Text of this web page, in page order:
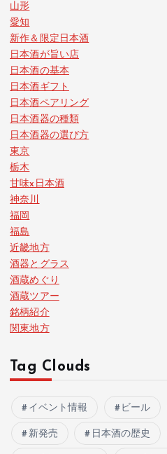
山形
愛知
新作＆限定日本酒
日本酒が旨い店
日本酒の基本
日本酒ギフト
日本酒ペアリング
日本酒器の種類
日本酒器の選び方
東京
栃木
甘味x日本酒
神奈川
福岡
福島
近畿地方
酒器とグラス
酒蔵めぐり
酒蔵ツアー
銘柄紹介
関東地方
Tag Clouds
イベント情報 ビール
新発売 日本酒の歴史